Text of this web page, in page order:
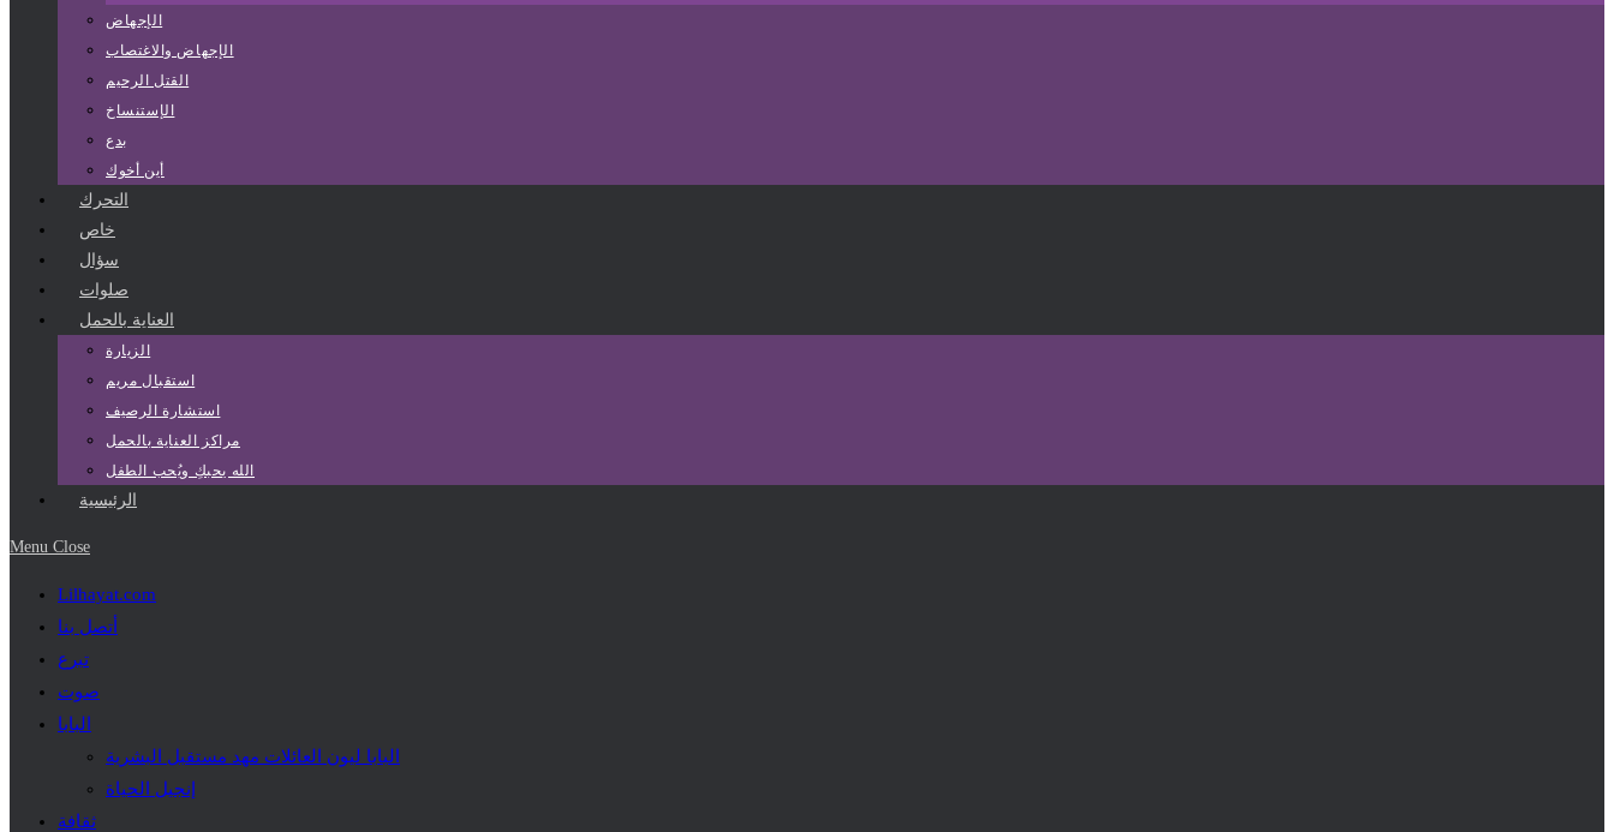
الإجهاض
الإجهاض والاغتصاب
القتل الرحيم
الإستنساخ
بدع
أين أخوك
التحرك
خاص
سؤال
صلوات
العناية بالحمل
الزيارة
استقبال مريم
استشارة الرصيف
مراكز العناية بالحمل
الله يحبكِ ويُحب الطفل
الرئيسية
Menu Close
Lilhayat.com
أتصل بنا
تبرع
صوت
البابا
البابا ليون العائلات مهد مستقبل البشرية
إنجيل الحياة
ثقافة